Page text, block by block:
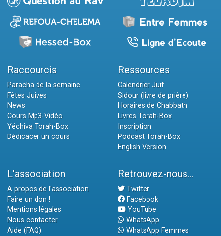
Raccourcis
Paracha de la semaine
Fêtes Juives
News
Cours Mp3-Vidéo
Yéchiva Torah-Box
Dédicacer un cours
Ressources
Calendrier Juif
Sidour (livre de prière)
Horaires de Chabbath
Livres Torah-Box
Inscription
Podcast Torah-Box
English Version
L'association
A propos de l'association
Faire un don !
Mentions légales
Nous contacter
Aide (FAQ)
Retrouvez-nous...
Twitter
Facebook
YouTube
WhatsApp
WhatsApp Femmes